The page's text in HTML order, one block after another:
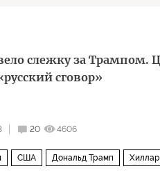
слежку за Трампом.
сговор»
20 4606
США Дональд Трамп